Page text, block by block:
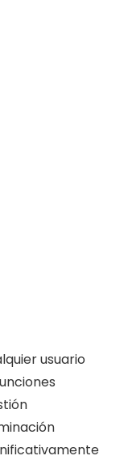
usuario